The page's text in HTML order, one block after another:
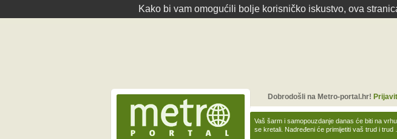
Kako bi vam omogućili bolje korisničko iskustvo, ova
Vaš šarm i samopouzdanje danas će biti na
se kretali. Nadređeni će primijetiti vaš trud i trud
Dobrodošli na Metro-portal.hr!